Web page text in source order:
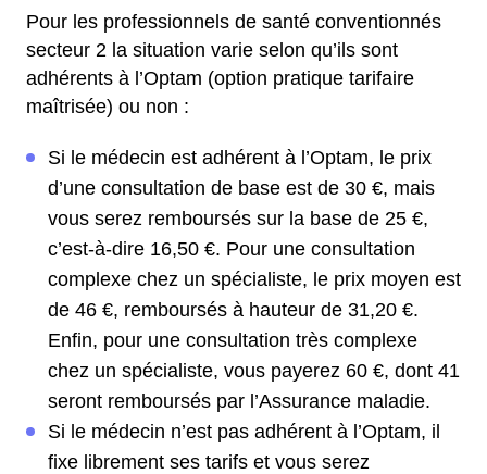
Pour les professionnels de santé conventionnés
secteur 2 la situation varie selon qu’ils sont
adhérents à l’Optam (option pratique tarifaire
maîtrisée) ou non :
Si le médecin est adhérent à l’Optam, le prix
d’une consultation de base est de 30 €, mais
vous serez remboursés sur la base de 25 €,
c’est-à-dire 16,50 €. Pour une consultation
complexe chez un spécialiste, le prix moyen est
de 46 €, remboursés à hauteur de 31,20 €.
Enfin, pour une consultation très complexe
chez un spécialiste, vous payerez 60 €, dont 41
seront remboursés par l’Assurance maladie.
Si le médecin n’est pas adhérent à l’Optam, il
fixe librement ses tarifs et vous serez